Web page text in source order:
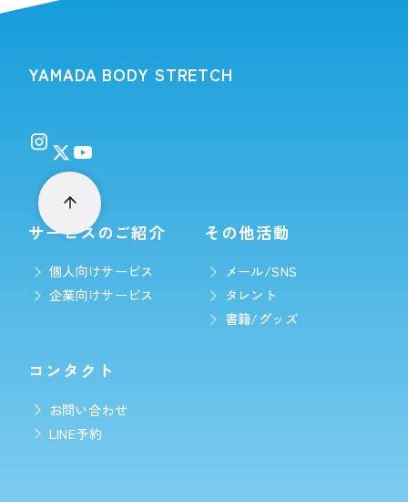
YAMADA BODY STRETCH
サービスのご紹介
個人向けサービス
企業向けサービス
その他活動
メール/SNS
タレント
書籍/グッズ
コンタクト
お問い合わせ
LINE予約